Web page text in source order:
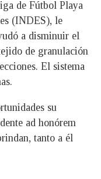
de Fútbol Playa
(INDES), le
a disminuir el
de granulación
El sistema
su
ad honórem
tanto a él